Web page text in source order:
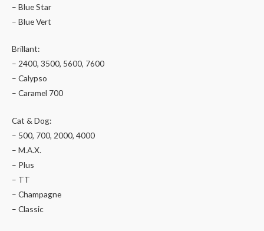
– Blue Star
– Blue Vert
Brillant:
– 2400, 3500, 5600, 7600
– Calypso
– Caramel 700
Cat & Dog:
– 500, 700, 2000, 4000
– M.A.X.
– Plus
– TT
– Champagne
– Classic